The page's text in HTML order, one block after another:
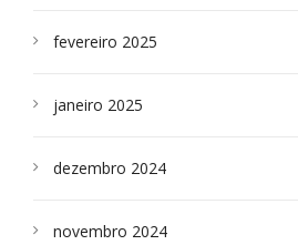
fevereiro 2025
janeiro 2025
dezembro 2024
novembro 2024